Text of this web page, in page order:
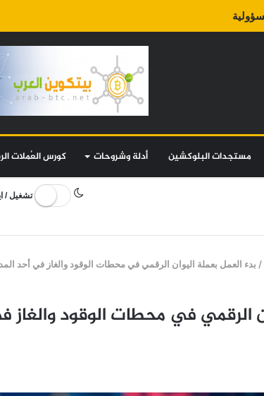
مستجدات البلوكشين أدلة وشروحات كورس العُملات
تشغيل /
/ بدء العمل بعملة اليوان الرقمي في محطات الوقود والغاز في أحد
الرقمي في محطات الوقود والغاز